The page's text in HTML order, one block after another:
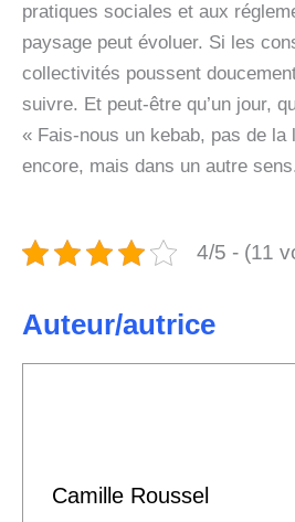
pratiques sociales et aux
paysage peut évoluer. Si les
collectivités poussent
suivre. Et peut‑être qu’un jour,
« Fais‑nous un kebab, pas de la
encore, mais dans un autre sens.
4/5 - (11
Auteur/autrice
Camille Roussel